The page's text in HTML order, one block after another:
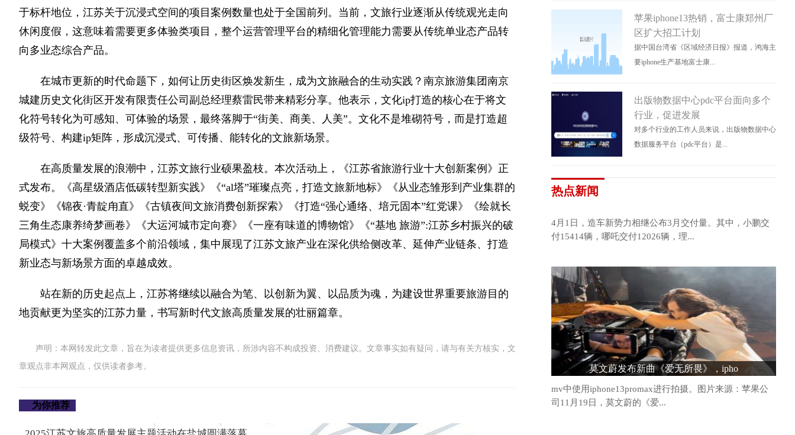
于标杆地位，江苏关于沉浸式空间的项目案例数量也处于全国前列。当前，文旅行业逐渐从传统观光走向
休闲度假，这意味着需要更多体验类项目，整个运营管理平台的精细化管理能力需要从传统单业态产品转
向多业态综合产品。
在城市更新的时代命题下，如何让历史街区焕发新生，成为文旅融合的生动实践？南京旅游集团南京
城建历史文化街区开发有限责任公司副总经理蔡雷民带来精彩分享。他表示，文化ip打造的核心在于将文
化符号转化为可感知、可体验的场景，最终落脚于“街美、商美、人美”。文化不是堆砌符号，而是打造超
级符号、构建ip矩阵，形成沉浸式、可传播、能转化的文旅新场景。
在高质量发展的浪潮中，江苏文旅行业硕果盈枝。本次活动上，《江苏省旅游行业十大创新案例》正
式发布。《高星级酒店低碳转型新实践》《“al塔”璀璨点亮，打造文旅新地标》《从业态雏形到产业集群的
蜕变》《锦夜·青靛甪直》《古镇夜间文旅消费创新探索》《打造“强心通络、培元固本”红党课》《绘就长
三角生态康养绮梦画卷》《大运河城市定向赛》《一座有味道的博物馆》《“基地 旅游”:江苏乡村振兴的破
局模式》十大案例覆盖多个前沿领域，集中展现了江苏文旅产业在深化供给侧改革、延伸产业链条、打造
新业态与新场景方面的卓越成效。
站在新的历史起点上，江苏将继续以融合为笔、以创新为翼、以品质为魂，为建设世界重要旅游目的
地贡献更为坚实的江苏力量，书写新时代文旅高质量发展的壮丽篇章。
声明：本网转发此文章，旨在为读者提供更多信息资讯，所涉内容不构成投资、消费建议。文章事实如有疑问，请与有关方核实，文
章观点非本网观点，仅供读者参考。
为你推荐
苹果iphone13热销，富士康郑州厂
区扩大招工计划
据中国台湾省《区域经济日报》报道，鸿海主
要iphone生产基地富士康...
出版物数据中心pdc平台面向多个
行业，促进发展
对多个行业的工作人员来说，出版物数据中心
数据服务平台（pdc平台）是...
热点新闻
造车新势力格局生变：头部阵营松动，“
4月1日，造车新势力相继公布3月交付量。其中，小鹏交
付15414辆，哪吒交付12026辆，理...
莫文蔚发布新曲《爱无所畏》，ipho
mv中使用iphone13promax进行拍摄。图片来源：苹果公
司11月19日，莫文蔚的《爱...